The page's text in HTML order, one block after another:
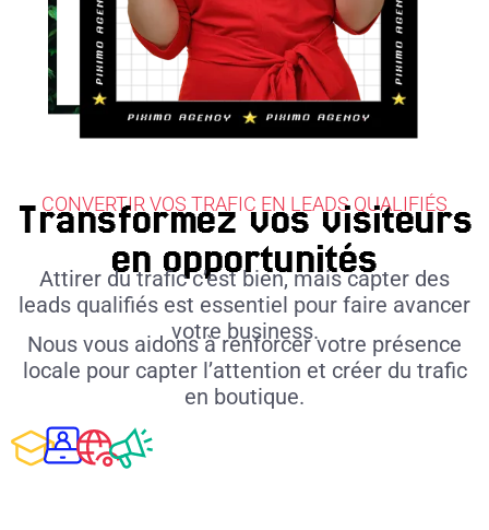
CONVERTIR VOS TRAFIC EN LEADS QUALIFIÉS
Transformez vos visiteurs
en opportunités
Attirer du trafic c’est bien, mais capter des
leads qualifiés est essentiel pour faire avancer
votre business.
Nous vous aidons à renforcer votre présence
locale pour capter l’attention et créer du trafic
en boutique.